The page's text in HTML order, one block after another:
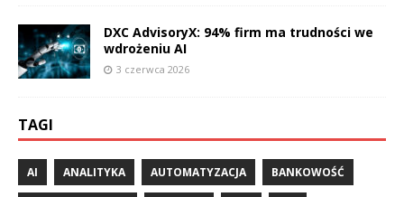
DXC AdvisoryX: 94% firm ma trudności we
wdrożeniu AI
3 czerwca 2026
TAGI
AI ANALITYKA AUTOMATYZACJA BANKOWOŚĆ